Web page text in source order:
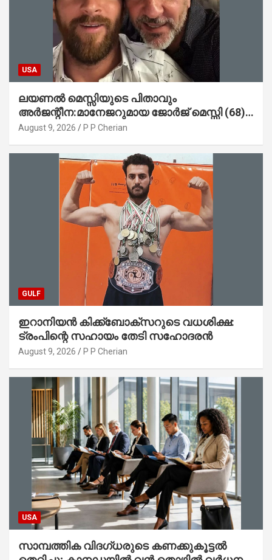
USA
ലയണൽ മെസ്സിയുടെ പിതാവും
അർജന്റീന:മാനേജറുമായ ജോർജ് മെസ്സി (68)
അന്തരിച്ചു
August 9, 2026 P P Cherian
GULF
ഇറാനിയൻ കിക്ക്ബോക്സറുടെ വധശിക്ഷ:
ട്രംപിന്റെ സഹായം തേടി സഹോദരൻ
August 9, 2026 P P Cherian
USA
സാമ്പത്തിക വിദഗ്ധരുടെ കണക്കുകൂട്ടൽ